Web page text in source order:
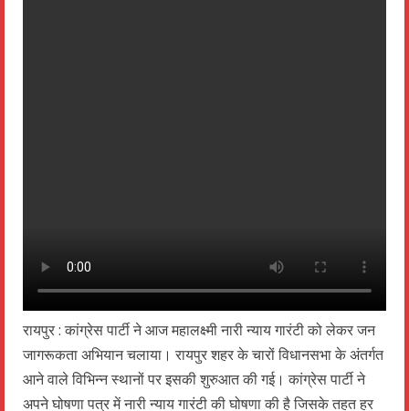
रायपुर : कांग्रेस पार्टी ने आज महालक्ष्मी नारी न्याय गारंटी को लेकर जन
जागरूकता अभियान चलाया। रायपुर शहर के चारों विधानसभा के अंतर्गत
आने वाले विभिन्न स्थानों पर इसकी शुरुआत की गई। कांग्रेस पार्टी ने
अपने घोषणा पत्र में नारी न्याय गारंटी की घोषणा की है जिसके तहत हर